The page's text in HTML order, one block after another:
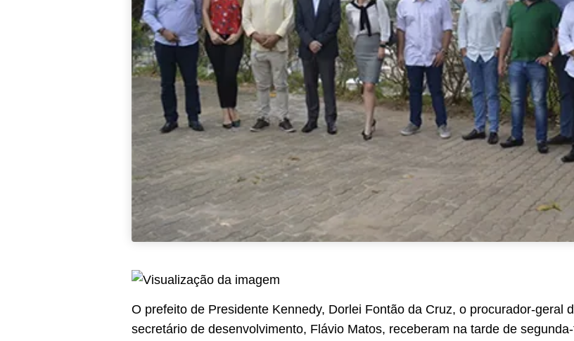
O prefeito de Presidente Kennedy, Dorlei Fontão da Cruz, o procurador-geral
secretário de desenvolvimento, Flávio Matos, receberam na tarde de